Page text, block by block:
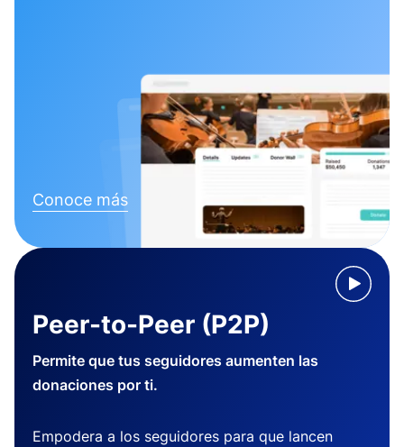
Conoce más
Peer-to-Peer (P2P)
Permite que tus seguidores aumenten las
donaciones por ti.
Empodera a los seguidores para que lancen